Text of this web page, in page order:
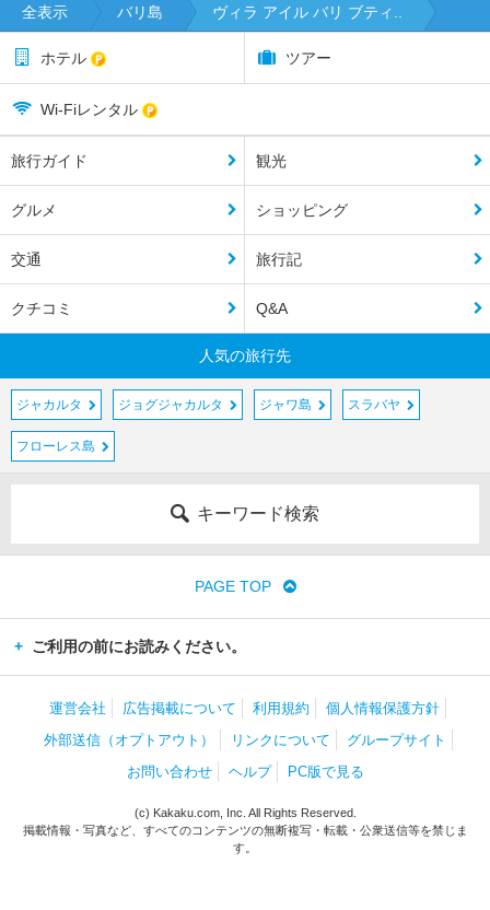
全表示 バリ島 ヴィラ アイル バリ ブティ..
ホテル ツアー
Wi-Fiレンタル
旅行ガイド 観光
グルメ ショッピング
交通 旅行記
クチコミ Q&A
人気の旅行先
ジャカルタ ジョグジャカルタ ジャワ島 スラバヤ
フローレス島
キーワード検索
PAGE TOP
ご利用の前にお読みください。
運営会社 広告掲載について 利用規約
個人情報保護方針
外部送信（オプトアウト）
リンクについて
グループサイト
お問い合わせ
ヘルプ PC版で見る
(c) Kakaku.com, Inc. All Rights Reserved.
掲載情報・写真など、すべてのコンテンツの無断複写・転載・公衆送信等を禁じま
す。